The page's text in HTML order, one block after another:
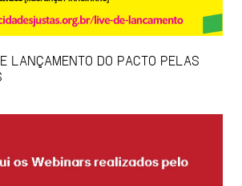
LANÇAMENTO DO PACTO PELAS